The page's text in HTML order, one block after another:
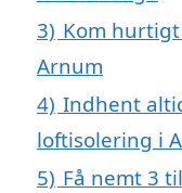
3) Kom
Arnum
4) Indhent
loftisolering i
5) Få nemt 3